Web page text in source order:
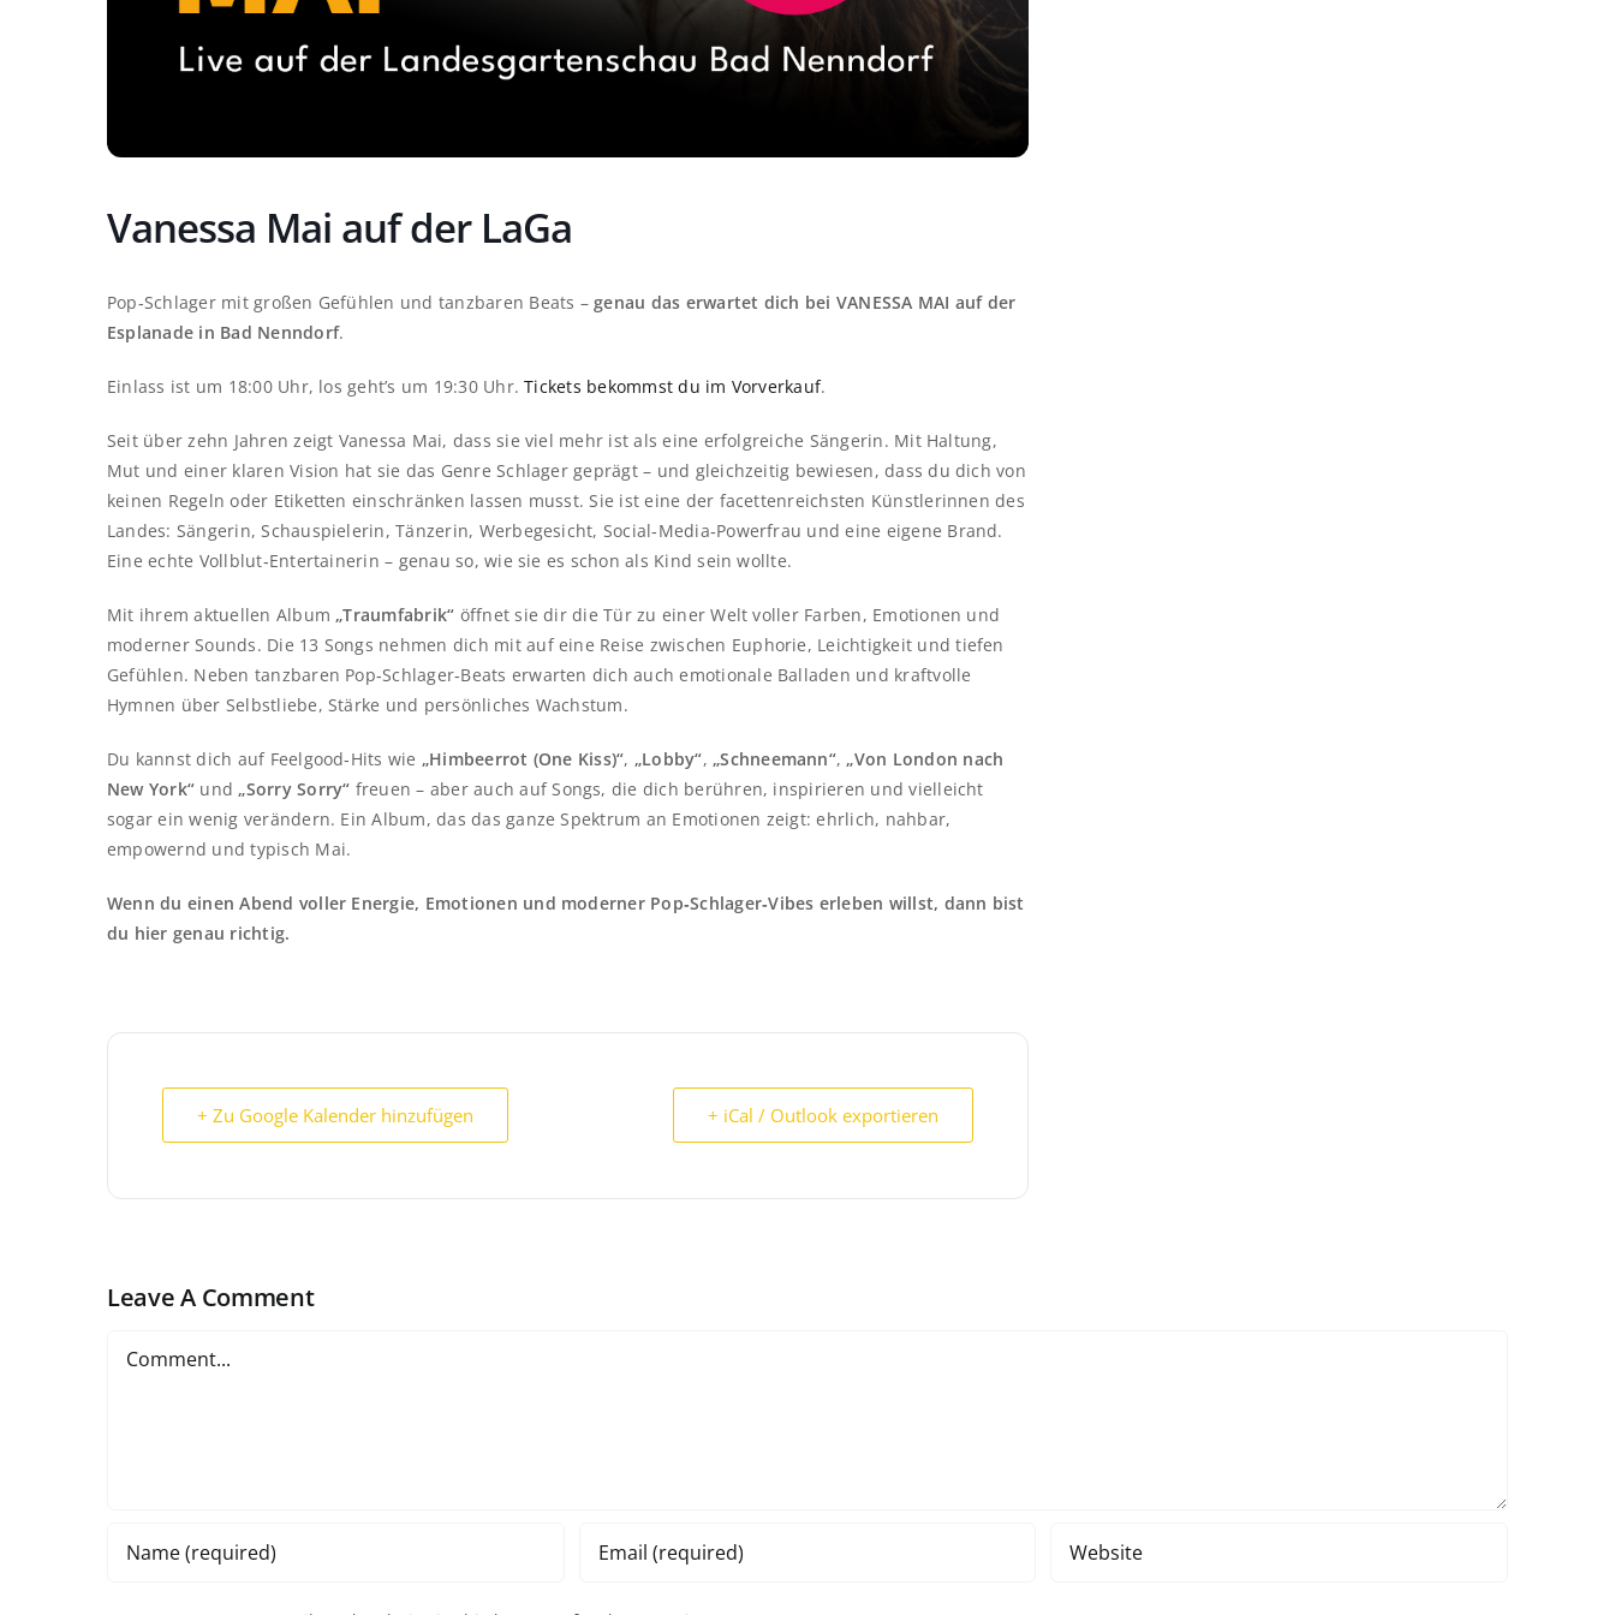
Vanessa Mai auf der LaGa
Pop‑Schlager mit großen Gefühlen und tanzbaren Beats –genau das erwartet dich bei VANESSA MAI auf der
Esplanade in Bad Nenndorf.
Einlass ist um 18:00 Uhr, los geht’s um 19:30 Uhr.Tickets bekommst du im Vorverkauf.
Seit über zehn Jahren zeigt Vanessa Mai, dass sie viel mehr ist als eine erfolgreiche Sängerin. Mit Haltung,
Mut und einer klaren Vision hat sie das Genre Schlager geprägt – und gleichzeitig bewiesen, dass du dich von
keinen Regeln oder Etiketten einschränken lassen musst. Sie ist eine der facettenreichsten Künstlerinnen des
Landes: Sängerin, Schauspielerin, Tänzerin, Werbegesicht, Social‑Media‑Powerfrau und eine eigene Brand.
Eine echte Vollblut‑Entertainerin – genau so, wie sie es schon als Kind sein wollte.
Mit ihrem aktuellen Album„Traumfabrik“ öffnet sie dir die Tür zu einer Welt voller Farben, Emotionen und
moderner Sounds. Die 13 Songs nehmen dich mit auf eine Reise zwischen Euphorie, Leichtigkeit und tiefen
Gefühlen. Neben tanzbaren Pop‑Schlager‑Beats erwarten dich auch emotionale Balladen und kraftvolle
Hymnen über Selbstliebe, Stärke und persönliches Wachstum.
Du kannst dich auf Feelgood‑Hits wie „Himbeerrot (One Kiss)“, „Lobby“,„Schneemann“,„Von London nach
New York“ und„Sorry Sorry“ freuen – aber auch auf Songs, die dich berühren, inspirieren und vielleicht
sogar ein wenig verändern. Ein Album, das das ganze Spektrum an Emotionen zeigt: ehrlich, nahbar,
empowernd und typisch Mai.
Wenn du einen Abend voller Energie, Emotionen und moderner Pop‑Schlager‑Vibes erleben willst, dann bist
du hier genau richtig.
+ Zu Google Kalender hinzufügen + iCal / Outlook exportieren
Leave A Comment